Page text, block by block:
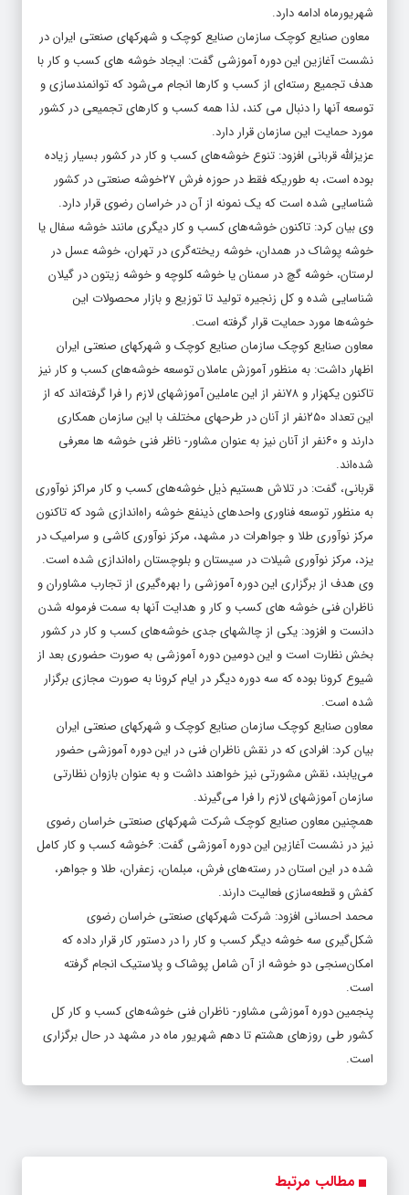
شهریورماه ادامه دارد.
معاون صنایع کوچک سازمان صنایع کوچک و شهرکهای صنعتی ایران در
نشست آغازین این دوره آموزشی گفت: ایجاد خوشه های کسب و کار با
هدف تجمیع رسته‌ای از کسب و کارها انجام می‌شود که توانمندسازی و
توسعه آنها را دنبال می کند، لذا همه کسب و کارهای تجمیعی در کشور
مورد حمایت این سازمان قرار دارد.
عزیزالله قربانی افزود: تنوع خوشه‌های کسب و کار در کشور بسیار زیاده
بوده است، به طوریکه فقط در حوزه فرش ۲۷خوشه صنعتی در کشور
شناسایی شده است که یک نمونه از آن در خراسان رضوی قرار دارد.
وی بیان کرد: تاکنون خوشه‌های کسب و کار دیگری مانند خوشه سفال یا
خوشه پوشاک در همدان، خوشه ریخته‌گری در تهران، خوشه عسل در
لرستان، خوشه گچ در سمنان یا خوشه کلوچه و خوشه زیتون در گیلان
شناسایی شده و کل زنجیره تولید تا توزیع و بازار محصولات این
خوشه‌ها مورد حمایت قرار گرفته است.
معاون صنایع کوچک سازمان صنایع کوچک و شهرکهای صنعتی ایران
اظهار داشت: به منظور آموزش عاملان توسعه خوشه‌های کسب و کار نیز
تاکنون یکهزار و ۷۸نفر از این عاملین آموزشهای لازم را فرا گرفته‌اند که از
این تعداد ۲۵۰نفر از آنان در طرحهای مختلف با این سازمان همکاری
دارند و ۶۰نفر از آنان نیز به عنوان مشاور- ناظر فنی خوشه ها معرفی
شده‌اند.
قربانی، گفت: در تلاش هستیم ذیل خوشه‌های کسب و کار مراکز نوآوری
به منظور توسعه فناوری واحدهای ذینفع خوشه راه‌اندازی شود که تاکنون
مرکز نوآوری طلا و جواهرات در مشهد، مرکز نوآوری کاشی و سرامیک در
یزد، مرکز نوآوری شیلات در سیستان و بلوچستان راه‌اندازی شده است.
وی هدف از برگزاری این دوره آموزشی را بهره‌گیری از تجارب مشاوران و
ناظران فنی خوشه های کسب و کار و هدایت آنها به سمت فرموله شدن
دانست و افزود: یکی از چالشهای جدی خوشه‌های کسب و کار در کشور
بخش نظارت است و این دومین دوره آموزشی به صورت حضوری بعد از
شیوع کرونا بوده که سه دوره دیگر در ایام کرونا به صورت مجازی برگزار
شده است.
معاون صنایع کوچک سازمان صنایع کوچک و شهرکهای صنعتی ایران
بیان کرد: افرادی که در نقش ناظران فنی در این دوره آموزشی حضور
می‌یابند، نقش مشورتی نیز خواهند داشت و به عنوان بازوان نظارتی
سازمان آموزشهای لازم را فرا می‌گیرند.
همچنین معاون صنایع کوچک شرکت شهرکهای صنعتی خراسان رضوی
نیز در نشست آغازین این دوره آموزشی گفت: ۶خوشه کسب و کار کامل
شده در این استان در رسته‌های فرش، مبلمان، زعفران، طلا و جواهر،
کفش و قطعه‌سازی فعالیت دارند.
محمد احسانی افزود: شرکت شهرکهای صنعتی خراسان رضوی
شکل‌گیری سه خوشه دیگر کسب و کار را در دستور کار قرار داده که
امکان‌سنجی دو خوشه از آن شامل پوشاک و پلاستیک انجام گرفته
است.
پنجمین دوره آموزشی مشاور- ناظران فنی خوشه‌های کسب و کار کل
کشور طی روزهای هشتم تا دهم شهریور ماه در مشهد در حال برگزاری
است.
مطالب مرتبط